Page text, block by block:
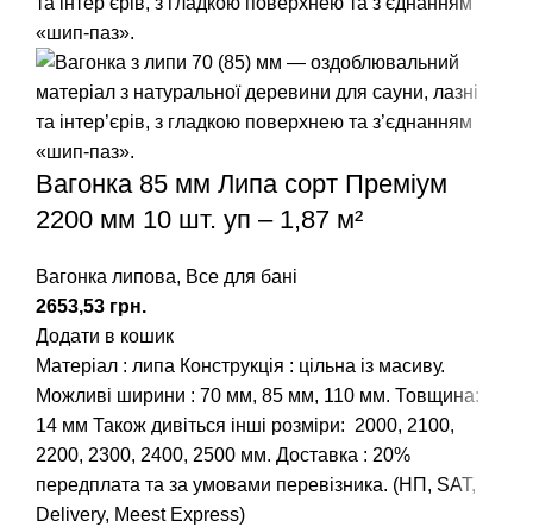
Вагонка 85 мм Липа сорт Преміум
2200 мм 10 шт. уп – 1,87 м²
Вагонка липова, Все для бані
грн.
Додати в кошик
Матеріал : липа Конструкція : цільна із масиву.
Можливі ширини : 70 мм, 85 мм, 110 мм. Товщина:
14 мм Також дивіться інші розміри: 2000, 2100,
2200, 2300, 2400, 2500 мм. Доставка : 20%
передплата та за умовами перевізника. (НП, SAT,
Delivery, Meest Express)